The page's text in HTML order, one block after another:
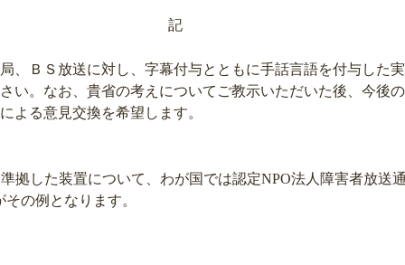
記
、ＢＳ放送に対し、字幕付与とともに手話言語を付与した
い。なお、貴省の考えについてご教示いただいた後、今後
よる意見交換を希望します。
拠した装置について、わが国では認定NPO法人障害者放送
の例となります。